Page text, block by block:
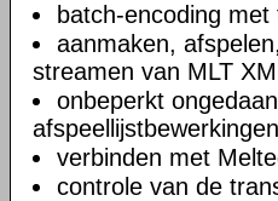
batch-encoding
aanmaken,
streamen van MLT
onbeperkt
verbinden met
controle van de